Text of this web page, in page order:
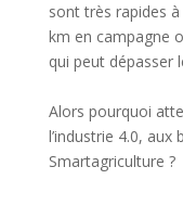
sont très rapides
km en campagne
qui peut dépasser
Alors pourquoi
l’industrie 4.0,
Smartagriculture ?